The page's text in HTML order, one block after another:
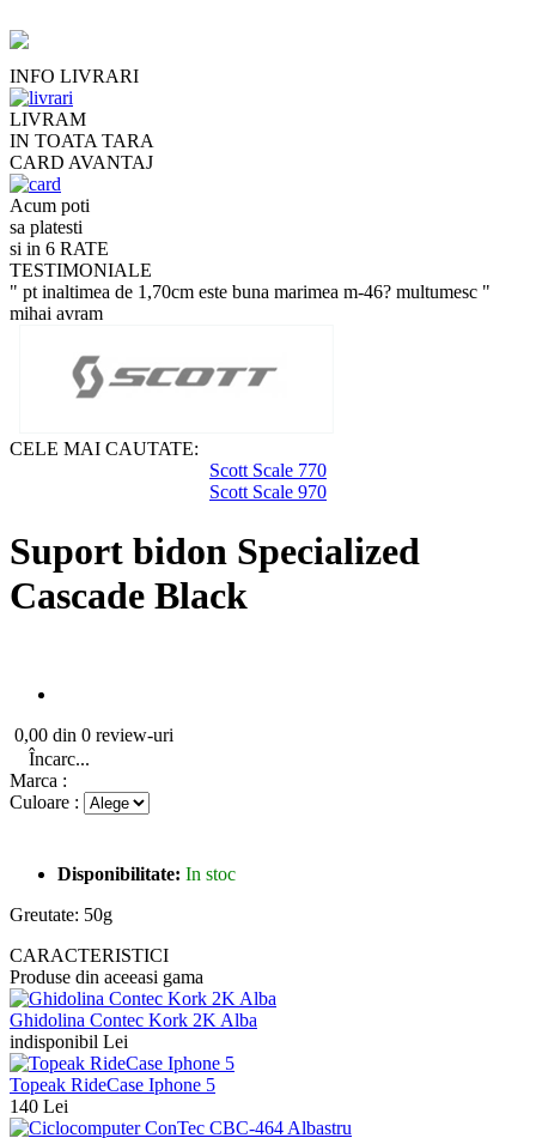
INFO LIVRARI
LIVRAM
IN TOATA TARA
CARD AVANTAJ
Acum poti
sa platesti
si in 6 RATE
TESTIMONIALE
" pt inaltimea de 1,70cm este buna marimea m-46? multumesc "
mihai avram
CELE MAI CAUTATE:
Scott Scale 770
Scott Scale 970
Suport bidon Specialized
Cascade Black
0,00 din 0 review-uri
Încarc...
Marca :
Culoare :
Disponibilitate: In stoc
Greutate: 50g
CARACTERISTICI
Produse din aceeasi gama
Ghidolina Contec Kork 2K Alba
indisponibil Lei
Topeak RideCase Iphone 5
140 Lei